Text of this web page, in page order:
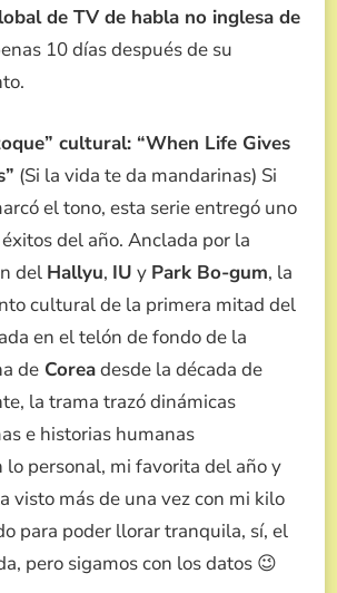
de TV de habla no inglesa de
10 días después de su
cultural: “When Life Gives
(Si la vida te da mandarinas) Si
el tono, esta serie entregó uno
del año. Anclada por la
del Hallyu, IU y Park Bo-gum, la
cultural de la primera mitad del
en el telón de fondo de la
de Coreadesde la década de
la trama trazó dinámicas
e historias humanas
lo personal, mi favorita del año y
visto más de una vez con mi kilo
para poder llorar tranquila, sí, el
pero sigamos con los datos 😉